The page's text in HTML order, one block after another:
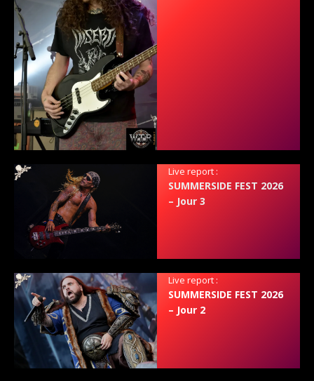
Live report :
SUMMERSIDE FEST 2026
– Jour 3
Live report :
SUMMERSIDE FEST 2026
– Jour 2